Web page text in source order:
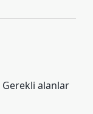
Gerekli alanlar